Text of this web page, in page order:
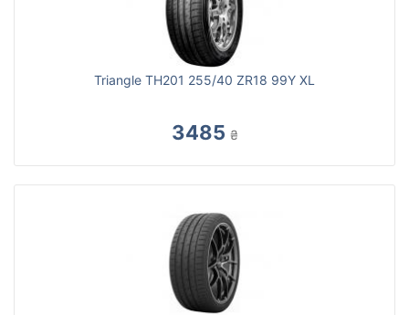
Triangle TH201 255/40 ZR18 99Y XL
3485 ₴